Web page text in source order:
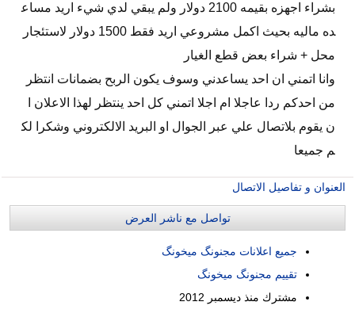
بشراء اجهزه بقيمه 2100 دولار ولم يبقي لدي شيء اريد مساع
ده ماليه بحيث اكمل مشروعي اريد فقط 1500 دولار لاستئجار
محل + شراء بعض قطع الغيار
وانا اتمني ان احد يساعدني وسوف يكون الربح بضمانات انتظر
من احدكم ردا عاجلا ام اجلا اتمني كل احد ينتظر لهذا الاعلان ا
ن يقوم بلاتصال علي عبر الجوال او البريد الالكتروني وشكرا لك
م جميعا
العنوان و تفاصيل الاتصال
تواصل مع ناشر العرض
جميع اعلانات مجنونگ ميخونگ
تقييم مجنونگ ميخونگ
مشترك منذديسمبر 2012